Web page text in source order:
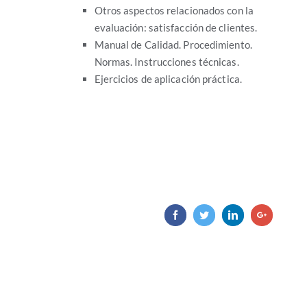
Otros aspectos relacionados con la
evaluación: satisfacción de clientes.
Manual de Calidad. Procedimiento.
Normas. Instrucciones técnicas.
Ejercicios de aplicación práctica.
FacebookTwitterLinkedInGoogle+